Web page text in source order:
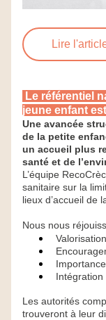
Lire
jeune enfant
Une avancée
de la petite
un accueil plus
santé et de
L’équipe
sanitaire sur la
lieux d’accueil de
Nous nous
Intégration
Les autorités
trouveront à leur